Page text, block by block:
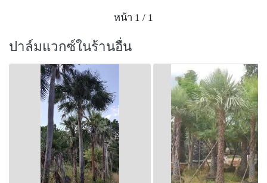
หน้า 1 / 1
ปาล์มแวกซ์ในร้านอื่น